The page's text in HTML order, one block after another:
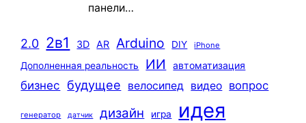
панели…
2.0 2в1 3D AR Arduino DIY iPhone
Дополненная реальность ИИ автоматизация
бизнес будущее велосипед видео вопрос
генератор датчик дизайн игра идея